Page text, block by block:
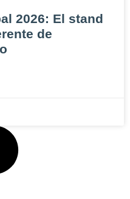
2026: El stand
de